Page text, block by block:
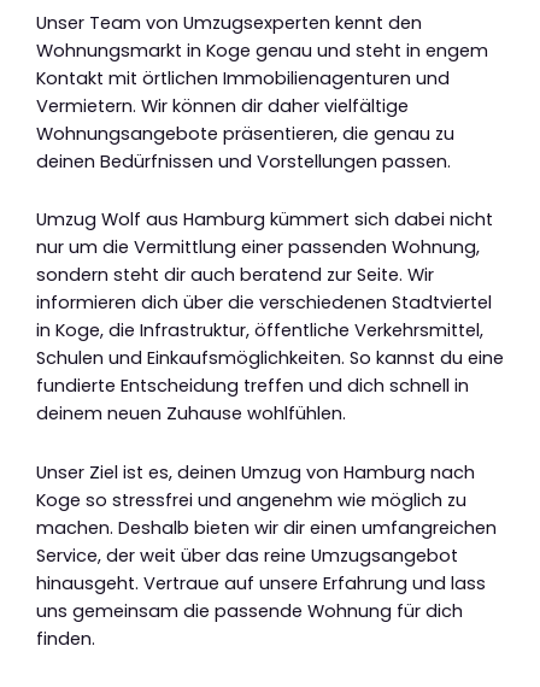
Unser Team von Umzugsexperten kennt den
Wohnungsmarkt in Koge genau und steht in engem
Kontakt mit örtlichen Immobilienagenturen und
Vermietern. Wir können dir daher vielfältige
Wohnungsangebote präsentieren, die genau zu
deinen Bedürfnissen und Vorstellungen passen.
Umzug Wolf aus Hamburg kümmert sich dabei nicht
nur um die Vermittlung einer passenden Wohnung,
sondern steht dir auch beratend zur Seite. Wir
informieren dich über die verschiedenen Stadtviertel
in Koge, die Infrastruktur, öffentliche Verkehrsmittel,
Schulen und Einkaufsmöglichkeiten. So kannst du eine
fundierte Entscheidung treffen und dich schnell in
deinem neuen Zuhause wohlfühlen.
Unser Ziel ist es, deinen Umzug von Hamburg nach
Koge so stressfrei und angenehm wie möglich zu
machen. Deshalb bieten wir dir einen umfangreichen
Service, der weit über das reine Umzugsangebot
hinausgeht. Vertraue auf unsere Erfahrung und lass
uns gemeinsam die passende Wohnung für dich
finden.